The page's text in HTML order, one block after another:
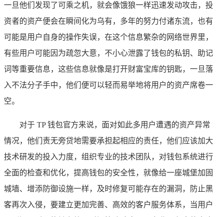
一旦他们发现了可乘之机，就会像饿狼一样迅速发动攻击，投
资者的资产便会在瞬间化为乌有，多年的努力付诸东流，也有
可能是用户自身的操作失误，在这个信息繁杂的网络世界里，
有些用户可能因为疏忽大意，不小心泄露了钱包的私钥、助记
词等重要信息，这些信息就像是打开财富宝库的钥匙，一旦落
入不法分子手中，他们便可以轻而易举地将用户的资产席卷一
空。
对于 TP 钱包官方来说，面对如此多用户遭遇的资产异常
情况，他们责无旁贷地需要承担起相应的责任，他们应该加大
技术研发的投入力度，组织专业的技术团队，对钱包系统进行
全面的检查和优化，提高钱包的安全性，就像给一座城堡加固
城墙、增添防御设施一样，及时修复可能存在的漏洞，防止黑
客再次入侵，要建立更加完善、高效的客户服务体系，当用户